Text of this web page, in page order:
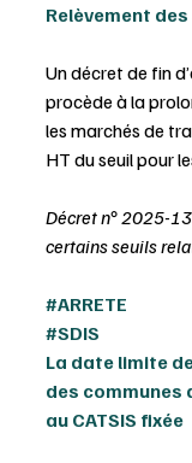
Relèvement
Un décret de fin
procède à la
les marchés de
HT du seuil pour
Décret n° 2025-
certains seuils
#ARRETE
#SDIS
La date limite
des communes
au CATSIS fixée